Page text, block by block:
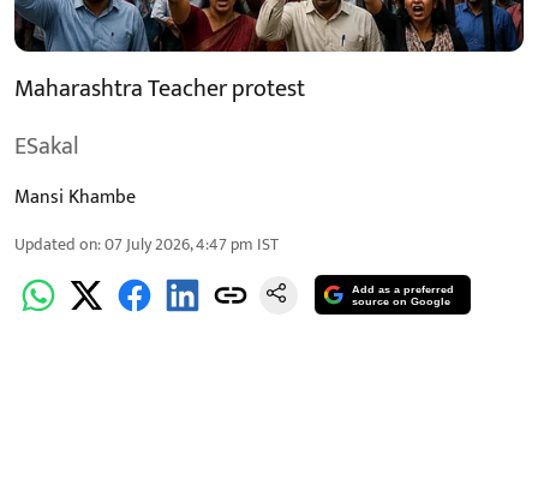
Maharashtra Teacher protest
ESakal
Mansi Khambe
Updated on:07 July 2026, 4:47 pm IST
Add as a preferred
source on Google